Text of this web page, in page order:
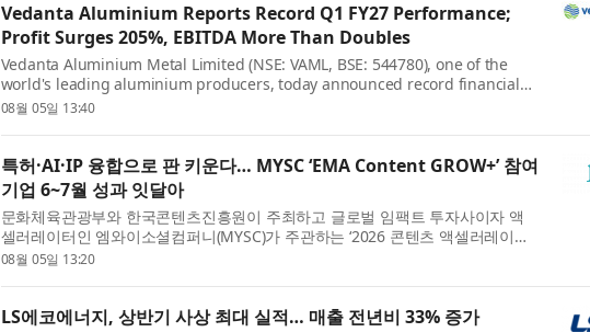
Vedanta Aluminium Reports Record Q1 FY27 Performance;
Profit Surges 205%, EBITDA More Than Doubles
Vedanta Aluminium Metal Limited (NSE: VAML, BSE: 544780), one of the
world's leading aluminium producers, today announced record financial
results for the quarter ended June 30, 2026, marking a strong debut as an
08월 05일 13:40
특허·AI·IP 융합으로 판 키운다… MYSC ‘EMA Content GROW+’ 참여
기업 6~7월 성과 잇달아
문화체육관광부와 한국콘텐츠진흥원이 주최하고 글로벌 임팩트 투자사이자 액
셀러레이터인 엠와이소셜컴퍼니(MYSC)가 주관하는 ‘2026 콘텐츠 액셀러레이터
연계지원 프로그램: 2026 EMA Content GROW+’ 참여 기업들이 올 6~7월 한층
08월 05일 13:20
LS에코에너지, 상반기 사상 최대 실적… 매출 전년비 33% 증가